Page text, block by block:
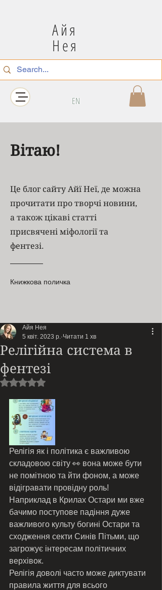
Айя
Нея
EN
Вітаю!
Це блог сайту Айї Неї, де можна
прочитати про творчі новини,
а також цікаві статті
присвячені міфології та
фентезі.
Книжкова поличка
Релігійна система в
фентезі
Айя Нея
5 квіт. 2023 р. Читати 1 хв
Оцінка: NaN з 5 зірок.
Релігія як і політика є важливою
складовою світу 👀 вона може бути
не помітною та йти фоном, а може
відігравати провідну роль!
Наприклад в Крилах Остари ми вже
бачимо поступове падіння дуже
важливого культу богині Остари та
сходження секти Синів Пітьми, що
загрожує інтересам політичних
верхівок.
Релігія доволі часто може диктувати
правила життя для всього